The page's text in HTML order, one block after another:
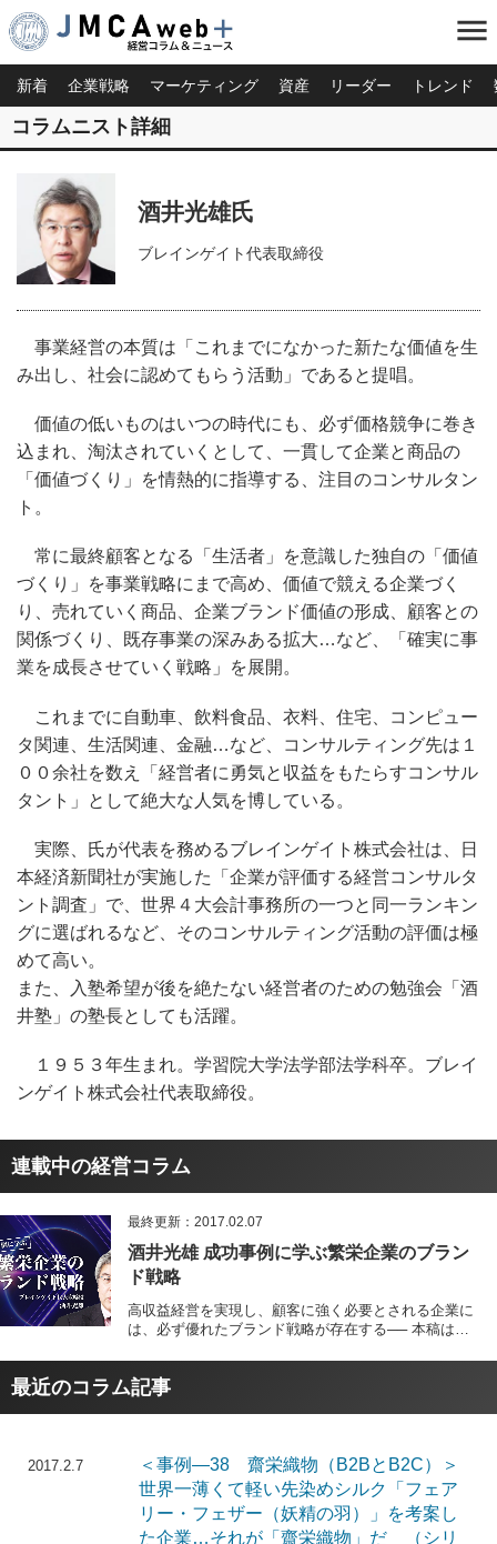
menu
新着 企業戦略 マーケティング 資産 リーダー トレンド
コラムニスト詳細
酒井光雄氏
ブレインゲイト代表取締役
事業経営の本質は「これまでになかった新たな価値を生
み出し、社会に認めてもらう活動」であると提唱。
価値の低いものはいつの時代にも、必ず価格競争に巻き
込まれ、淘汰されていくとして、一貫して企業と商品の
「価値づくり」を情熱的に指導する、注目のコンサルタン
ト。
常に最終顧客となる「生活者」を意識した独自の「価値
づくり」を事業戦略にまで高め、価値で競える企業づく
り、売れていく商品、企業ブランド価値の形成、顧客との
関係づくり、既存事業の深みある拡大…など、「確実に事
業を成長させていく戦略」を展開。
これまでに自動車、飲料食品、衣料、住宅、コンピュー
タ関連、生活関連、金融…など、コンサルティング先は１
００余社を数え「経営者に勇気と収益をもたらすコンサル
タント」として絶大な人気を博している。
実際、氏が代表を務めるブレインゲイト株式会社は、日
本経済新聞社が実施した「企業が評価する経営コンサルタ
ント調査」で、世界４大会計事務所の一つと同一ランキン
グに選ばれるなど、そのコンサルティング活動の評価は極
めて高い。
また、入塾希望が後を絶たない経営者のための勉強会「酒
井塾」の塾長としても活躍。
１９５３年生まれ。学習院大学法学部法学科卒。ブレイ
ンゲイト株式会社代表取締役。
連載中の経営コラム
最終更新：2017.02.07
酒井光雄 成功事例に学ぶ繁栄企業のブラン
ド戦略
高収益経営を実現し、顧客に強く必要とされる企業に
は、必ず優れたブランド戦略が存在する── 本稿は、
略・ファンづくり・販売戦略・企業哲学…あらゆる角
最近のコラム記事
2017.2.7
＜事例―38 齋栄織物（B2BとB2C）＞
世界一薄くて軽い先染めシルク「フェア
リー・フェザー（妖精の羽）」を考案し
た企業…それが「齋栄織物」だ （シリ